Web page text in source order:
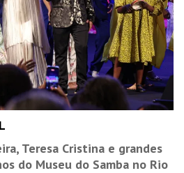
Teresa Cristina e grandes
do Museu do Samba no Rio